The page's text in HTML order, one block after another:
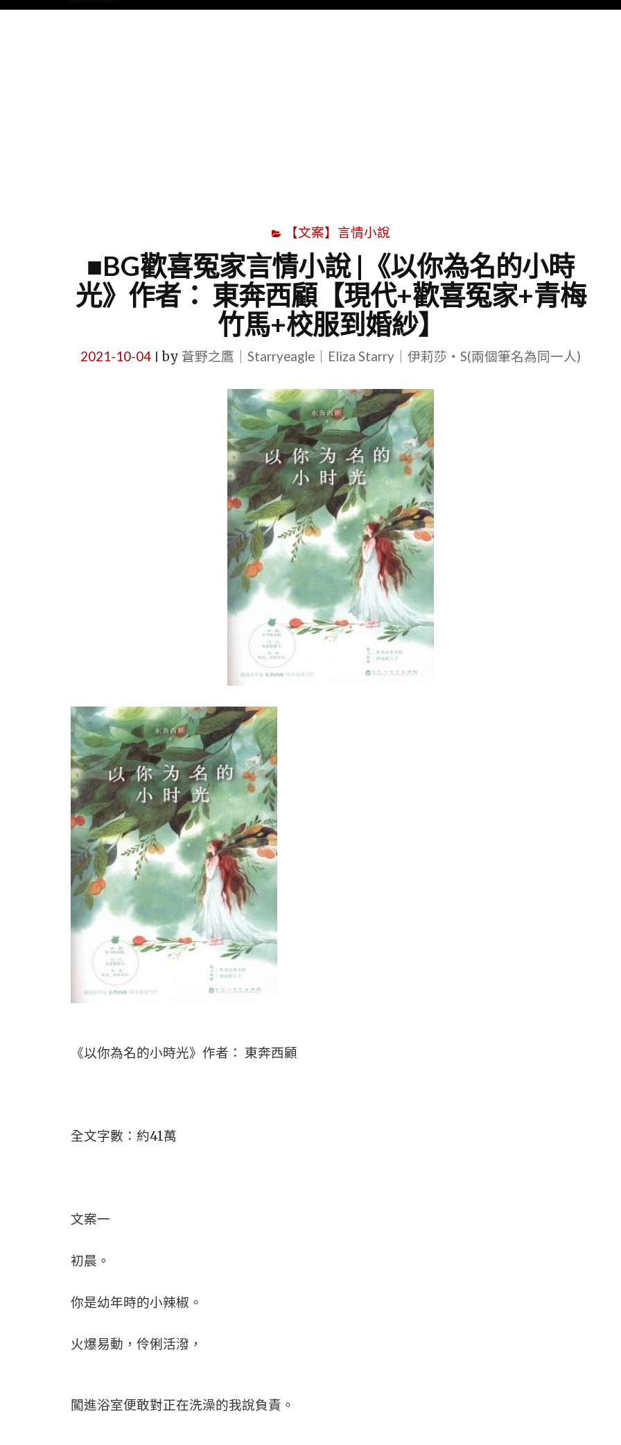
【文案】言情小說
■BG歡喜冤家言情小說 |《以你為名的小時
光》作者： 東奔西顧【現代+歡喜冤家+青梅
竹馬+校服到婚紗】
2021-10-04 by 蒼野之鷹｜Starryeagle｜Eliza Starry｜伊莉莎・S(兩個筆名為同一人)
《以你為名的小時光》作者： 東奔西顧
全文字數：約41萬
文案一
初晨。
你是幼年時的小辣椒。
火爆易動，伶俐活潑，
闖進浴室便敢對正在洗澡的我說負責。